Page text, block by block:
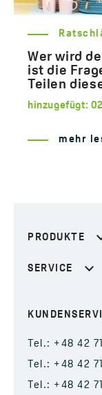
Wer wird
ist die
Teilen
hinzugefügt:
mehr
PRODUKTE
SERVICE
Tel.: +48 42
Tel.: +48 42
Tel.: +48 42